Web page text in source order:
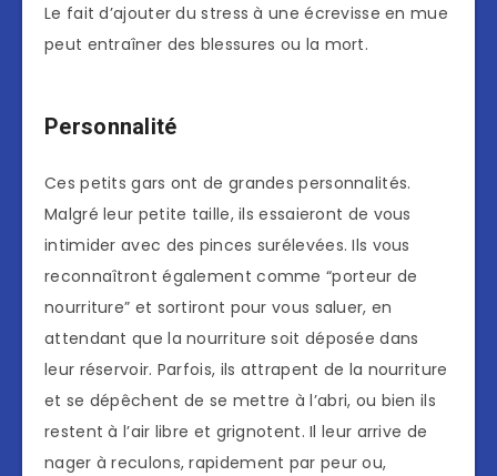
Le fait d’ajouter du stress à une écrevisse en mue
peut entraîner des blessures ou la mort.
Personnalité
Ces petits gars ont de grandes personnalités.
Malgré leur petite taille, ils essaieront de vous
intimider avec des pinces surélevées. Ils vous
reconnaîtront également comme “porteur de
nourriture” et sortiront pour vous saluer, en
attendant que la nourriture soit déposée dans
leur réservoir. Parfois, ils attrapent de la nourriture
et se dépêchent de se mettre à l’abri, ou bien ils
restent à l’air libre et grignotent. Il leur arrive de
nager à reculons, rapidement par peur ou,